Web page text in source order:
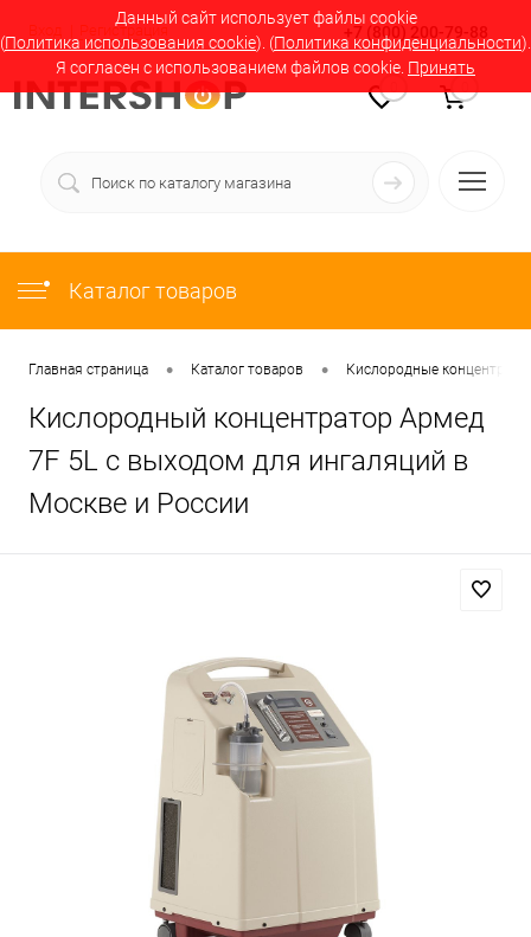
Данный сайт использует файлы cookie
(Политика использования cookie). (Политика конфиденциальности).
Я согласен с использованием файлов cookie. Принять
Вход Регистрация +7 (800) 200-79-88
Каталог товаров
Главная страница • Каталог товаров • Кислородные
Кислородный концентратор Армед
7F 5L с выходом для ингаляций в
Москве и России